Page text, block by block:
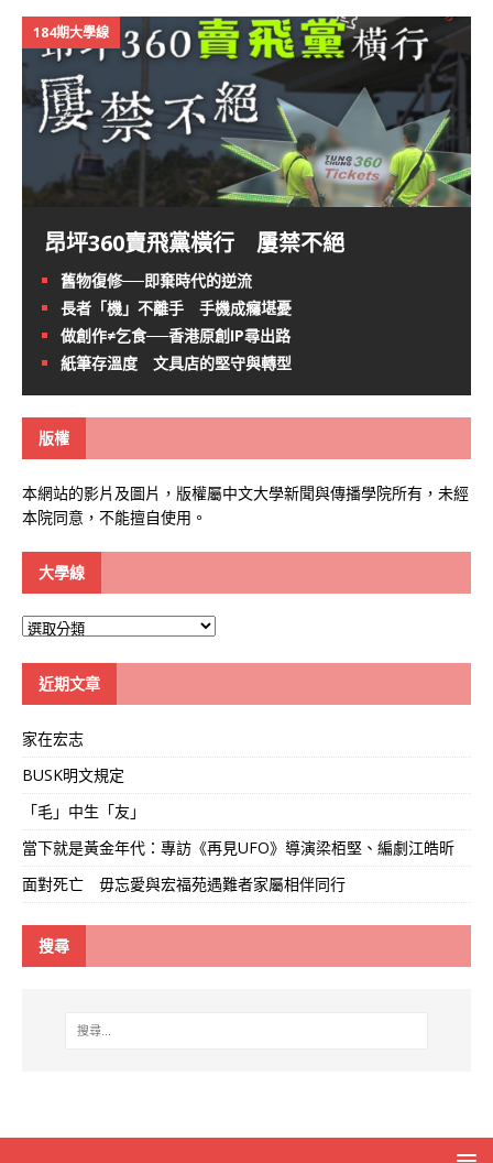
184期大學線
昂坪360賣飛黨橫行 屢禁不絕
舊物復修──即棄時代的逆流
長者「機」不離手 手機成癮堪憂
做創作≠乞食──香港原創IP尋出路
紙筆存溫度 文具店的堅守與轉型
版權
本網站的影片及圖片，版權屬中文大學新聞與傳播學院所有，未經
本院同意，不能擅自使用。
大學線
大
近期文章
家在宏志
BUSK明文規定
「毛」中生「友」
當下就是黃金年代：專訪《再見UFO》導演梁栢堅、編劇江皓昕
面對死亡 毋忘愛與宏福苑遇難者家屬相伴同行
搜尋